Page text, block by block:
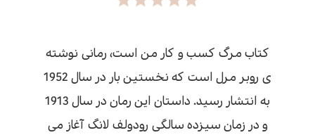
کتاب مرگ کسب و کار من است، رمانی نوشته
ی روبر مرل است که نخستین بار در سال 1952
به انتشار رسید. داستان این رمان در سال 1913
و در زمان سیزده سالگی رودولف لانگ آغاز می